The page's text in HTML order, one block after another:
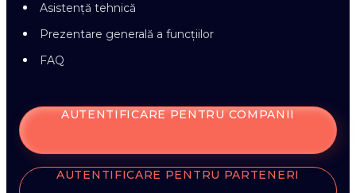
Asistență tehnică
Prezentare generală a funcțiilor
FAQ
AUTENTIFICARE PENTRU COMPANII
AUTENTIFICARE PENTRU PARTENERI